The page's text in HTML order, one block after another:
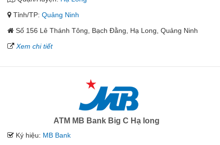
Tỉnh/TP: Quảng Ninh
Số 156 Lê Thánh Tông, Bạch Đằng, Hạ Long, Quảng Ninh
Xem chi tiết
ATM MB Bank Big C Hạ long
Ký hiệu: MB Bank